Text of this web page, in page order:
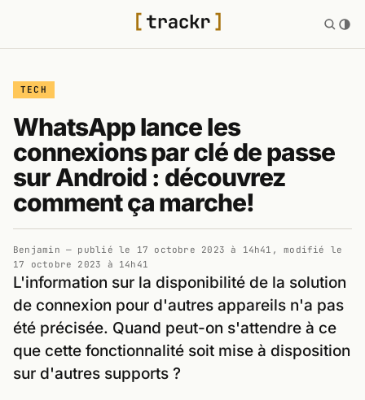
TECH
WhatsApp lance les
connexions par clé de passe
sur Android : découvrez
comment ça marche!
Benjamin — publié le 17 octobre 2023 à 14h41 , modifié le
17 octobre 2023 à 14h41
L'information sur la disponibilité de la solution
de connexion pour d'autres appareils n'a pas
été précisée. Quand peut-on s'attendre à ce
que cette fonctionnalité soit mise à disposition
sur d'autres supports ?